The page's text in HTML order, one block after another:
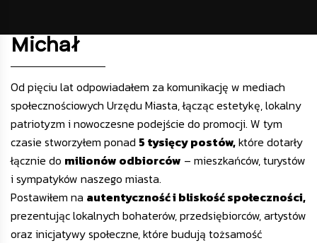
Michał
Od pięciu lat odpowiadałem za komunikację w mediach
społecznościowych Urzędu Miasta, łącząc estetykę, lokalny
patriotyzm i nowoczesne podejście do promocji. W tym
czasie stworzyłem ponad 5 tysięcy postów,które dotarły
łącznie do milionów odbiorców – mieszkańców, turystów
i sympatyków naszego miasta.
Postawiłem na autentyczność i bliskość społeczności,
prezentując lokalnych bohaterów, przedsiębiorców, artystów
oraz inicjatywy społeczne, które budują tożsamość